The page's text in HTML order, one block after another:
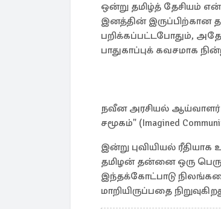
ஒன்று தமிழ்த் தேசியம்
இனத்தின் இருப்பிற்கான
பறிக்கப்பட்டபோதும்,
பாதுகாப்புக் கவசமாக
நவீன அரசியல் ஆய்வாளர்
சமூகம்" (Imagined
இன்று புவியியல்
தமிழன் தன்னை ஒரு
இந்தக்கோட்பாடு
மாறியிருப்பதை